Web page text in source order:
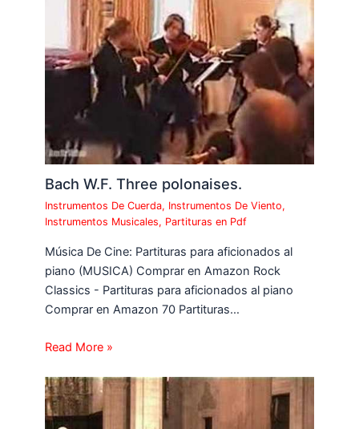
Bach W.F. Three polonaises.
Instrumentos De Cuerda, Instrumentos De Viento,
Instrumentos Musicales, Partituras en Pdf
Música De Cine: Partituras para aficionados al
piano (MUSICA) Comprar en Amazon Rock
Classics - Partituras para aficionados al piano
Comprar en Amazon 70 Partituras…
Read More »